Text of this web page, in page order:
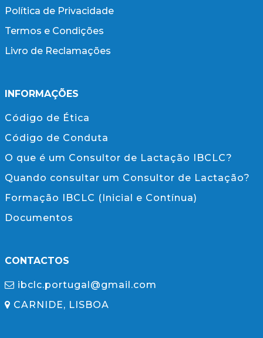
Política de Privacidade
Termos e Condições
Livro de Reclamações
INFORMAÇÕES
Código de Ética
Código de Conduta
O que é um Consultor de Lactação IBCLC?
Quando consultar um Consultor de Lactação?
Formação IBCLC (Inicial e Contínua)
Documentos
CONTACTOS
ibclc.portugal@gmail.com
CARNIDE, LISBOA